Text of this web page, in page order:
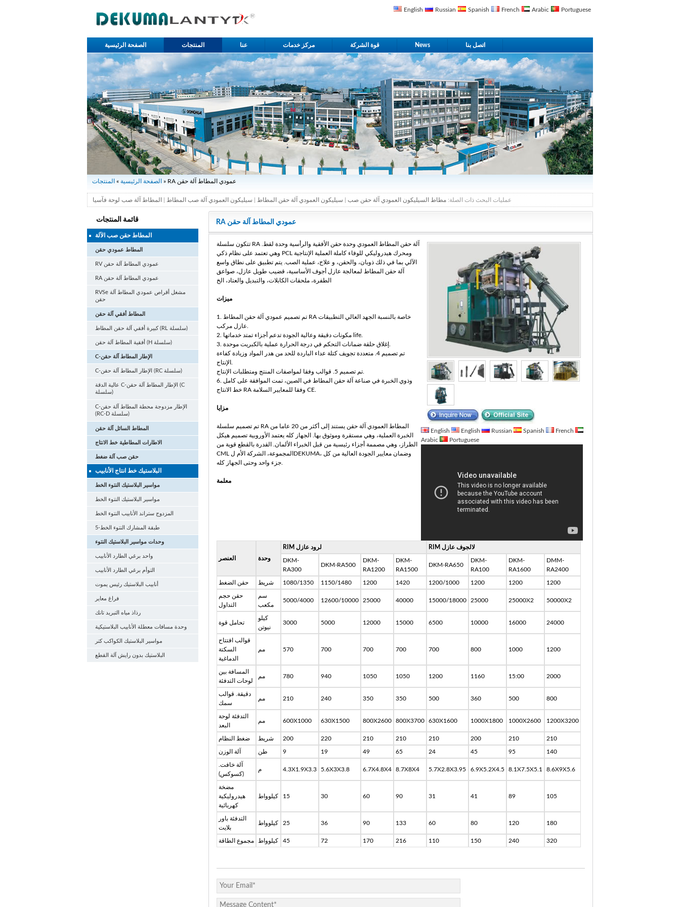
English Russian Spanish French Arabic Portuguese
الصفحة الرئيسية المنتجات عنا مركز خدمات قوة الشركة News اتصل بنا
الصفحة الرئيسية » المنتجات » RA عمودي المطاط آلة حقن
عمليات البحث ذات الصلة: مطاط السيليكون العمودي آلة حقن صب سيليكون العمودي آلة حقن المطاط سيليكون العمودي آلة صب المطاط المطاط آلة صب لوحة فآسيا
قائمة المنتجات
المطاط حقن صب الآلة
المطاط عمودي حقن
RV عمودي المطاط آلة حقن
RA عمودي المطاط آلة حقن
RVSe مشغل أقراص عمودي المطاط آلة
حقن
المطاط أفقي آلة حقن
كبيرة أفقي آلة حقن المطاط (RL سلسلة)
أفقية المطاط آلة حقن (H سلسلة)
C-الإطار المطاط آلة حقن
C-الإطار المطاط آلة حقن (RC سلسلة)
عالية الدقة C-الإطار المطاط آلة حقن (C
سلسلة)
C-الإطار مزدوجة محطة المطاط آلة حقن
(RC-D سلسلة)
المطاط السائل آلة حقن
الاطارات المطاطية خط الانتاج
حقن صب آلة ضغط
البلاستيك خط انتاج الأنابيب
مواسير البلاستيك النتوء الخط
مواسير البلاستيك النتوء الخط
المزدوج ستراند الأنابيب النتوء الخط
5-طبقة المشارك النتوء الخط
وحدات مواسير البلاستيك النتوء
واحد برغي الطارد الأنابيب
التوأم برغي الطارد الأنابيب
أنابيب البلاستيك رئيس يموت
فراغ معاير
رذاذ مياه التبريد تانك
وحدة مسافات معطلة الأنابيب البلاستيكية
مواسير البلاستيك الكواكب كتر
البلاستيك بدون رايش آلة القطع
RA عمودي المطاط آلة حقن
English English Russian Spanish
French
Arabic
Portuguese
تتكون سلسلة RA آلة حقن المطاط العمودي وحدة حقن الأفقية والرأسية وحدة لقط.
وهي تعتمد على نظام ذكي PCL ومحرك هيدروليكي للوفاء كاملة العملية الإنتاجية
الآلي بما في ذلك ذوبان، والحقن، و علاج، عملية الصب. يتم تطبيق على نطاق واسع
آلة حقن المطاط لمعالجة عازل أجوف الأساسية، قضيب طويل عازل، صواعق
الطفرة، ملحقات الكابلات، والتبديل والعتاد، الخ
ميزات
1. تم تصميم عمودي آلة حقن المطاط RA خاصة بالنسبة الجهد العالي التطبيقات
عازل مركب.
2. مكونات دقيقة وعالية الجودة تدعم أجزاء تمتد خدماتها life.
3. إغلاق حلقة ضمانات التحكم في درجة الحرارة عملية بالكبريت موحدة.
تم تصميم 4. متعددة تجويف كتلة عداء الباردة للحد من هدر المواد وزيادة كفاءة
الإنتاج.
تم تصميم 5. قوالب وفقا لمواصفات المنتج ومتطلبات الإنتاج.
6. وذوي الخبرة في صناعة آلة حقن المطاط في الصين، تمت الموافقة على كامل
خط الانتاج RA وفقا للمعايير السلامة CE.
مزايا
تم تصميم سلسلة RA المطاط العمودي آلة حقن يستند إلى أكثر من 20 عاما من
الخبرة العملية، وهي مستقرة وموثوق بها. الجهاز كله يعتمد الأوروبية تصميم هيكل
الطراز، وهي مصممة أجزاء رئيسية من قبل الخبراء الألمان. القدرة بالقطع قوية من
CML المجموعة، الشركة الأم لDEKUMA، وضمان معايير الجودة العالية من كل
جزء واحد وحتى الجهاز كله.
معلمة
العنصر وحدة
RIM لرود عازل RIM لالجوف عازل
DKM-
RA300
DKM-RA500
DKM-
RA1200
DKM-
RA1500
DKM-RA650
DKM-
RA100
DKM-
RA1600
DMM-
RA2400
حقن الضغط شريط 1080/1350 1150/1480 1200 1420 1200/1000 1200 1200 1200
حقن حجم
التداول
سم
مكعب
5000/4000 12600/10000 25000 40000 15000/18000 25000 25000X2 50000X2
تحامل قوة
كيلو
نيوتن
3000 5000 12000 15000 6500 10000 16000 24000
قوالب افتتاح
السكتة
الدماغية
مم 570 700 700 700 700 800 1000 1200
المسافة بين
لوحات التدفئة
مم 780 940 1050 1050 1200 1160 15:00 2000
دقيقة. قوالب
سمك
مم 210 240 350 350 500 360 500 800
التدفئة لوحة
البعد
مم 600X1000 630X1500 800X2600 800X3700 630X1600 1000X1800 1000X2600 1200X3200
ضغط النظام شريط 200 220 210 210 210 200 210 210
آلة الوزن طن 9 19 49 65 24 45 95 140
آلة خافت.
(كسوكس)
م 4.3X1.9X3.3 5.6X3X3.8 6.7X4.8X4 8.7X8X4 5.7X2.8X3.95 6.9X5.2X4.5 8.1X7.5X5.1 8.6X9X5.6
مضخة
هيدروليكية
كهربائية
كيلوواط 15 30 60 90 31 41 89 105
التدفئة باور
بلايت
كيلوواط 25 36 90 133 60 80 120 180
مجموع الطاقة كيلوواط 45 72 170 216 110 150 240 320